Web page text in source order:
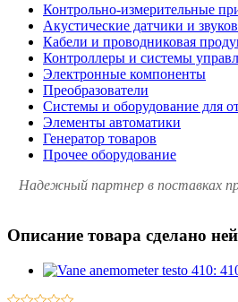
Контрольно-измерительные
Акустические датчики и
Кабели и проводниковая
Контроллеры и системы
Электронные компоненты
Преобразователи
Системы и оборудование для
Элементы автоматики
Генератор товаров
Прочее оборудование
Надежный партнер в поставках
Описание товара сделано